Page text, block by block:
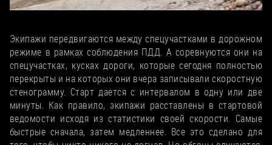
Экипажи передвигаются между спецучастками в дорожном
режиме в рамках соблюдения ПДД. А соревнуются они на
спецучастках, кусках дороги, которые сегодня полностью
перекрыты и на которых они вчера записывали скоростную
стенограмму. Старт дается с интервалом в одну или две
минуты. Как правило, экипажи расставлены в стартовой
ведомости исходя из статистики своей скорости. Самые
быстрые сначала, затем медленнее. Все это сделано для